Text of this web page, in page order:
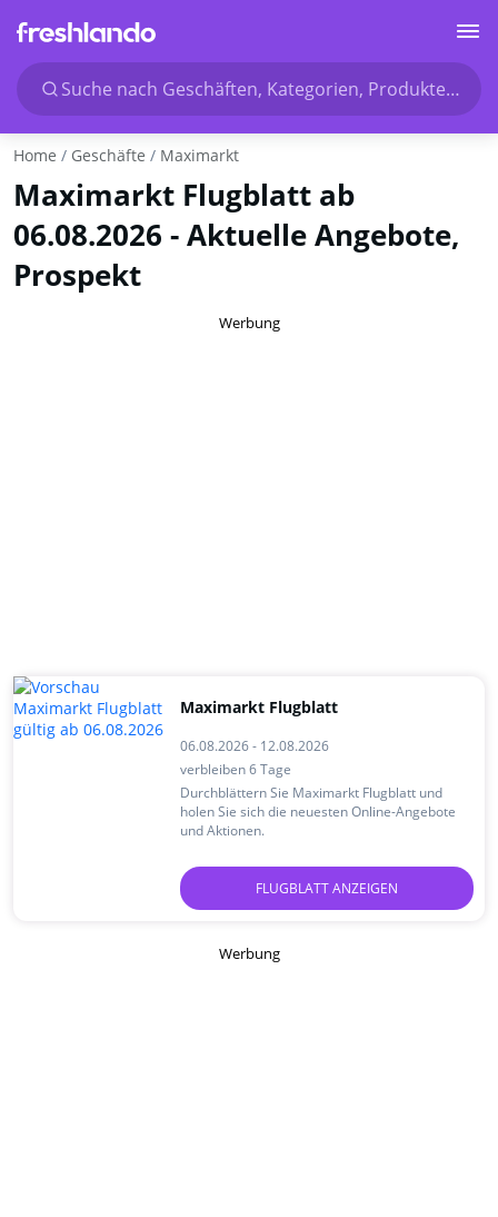
Suche nach Geschäften, Kategorien, Produkten...
Home Geschäfte Maximarkt
Maximarkt Flugblatt ab
06.08.2026 - Aktuelle Angebote,
Prospekt
Werbung
Maximarkt Flugblatt
06.08.2026 - 12.08.2026
verbleiben 6 Tage
Durchblättern Sie Maximarkt Flugblatt und
holen Sie sich die neuesten Online-Angebote
und Aktionen.
FLUGBLATT ANZEIGEN
Werbung